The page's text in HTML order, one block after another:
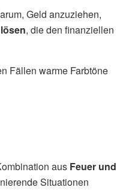
Geld anzuziehen,
, die den finanziellen
Fällen warme Farbtöne
aus Feuer und
Situationen